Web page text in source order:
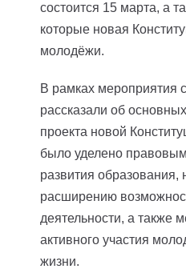
состоится 15 марта, а
которые новая
молодёжи.
В рамках мероприятия
рассказали об
проекта новой
было уделено
развития образования,
расширению
деятельности, а также
активного участия
жизни.